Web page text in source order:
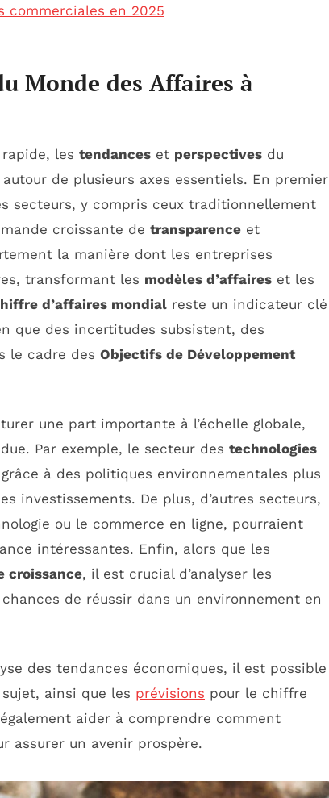
commerciales en 2025
Monde des Affaires à
les tendances et perspectives du
de plusieurs axes essentiels. En premier
secteurs, y compris ceux traditionnellement
croissante de transparence et
la manière dont les entreprises
transformant les modèles d’affaires et les
d’affaires mondial reste un indicateur clé
que des incertitudes subsistent, des
le cadre des Objectifs de Développement
une part importante à l’échelle globale,
Par exemple, le secteur des technologies
à des politiques environnementales plus
investissements. De plus, d’autres secteurs,
ou le commerce en ligne, pourraient
intéressantes. Enfin, alors que les
croissance, il est crucial d’analyser les
de réussir dans un environnement en
des tendances économiques, il est possible
ainsi que les prévisions pour le chiffre
aider à comprendre comment
assurer un avenir prospère.